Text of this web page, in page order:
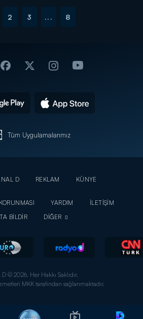
2 3 ... 8
Tüm Uygulamalarımız
D REKLAM
KÜNYE
YARDIM
İLETİŞİM
BİLDİR
DİĞER
© 2026. Her Hakkı Saklıdır.
MKK tarafından sağlanmaktadır.